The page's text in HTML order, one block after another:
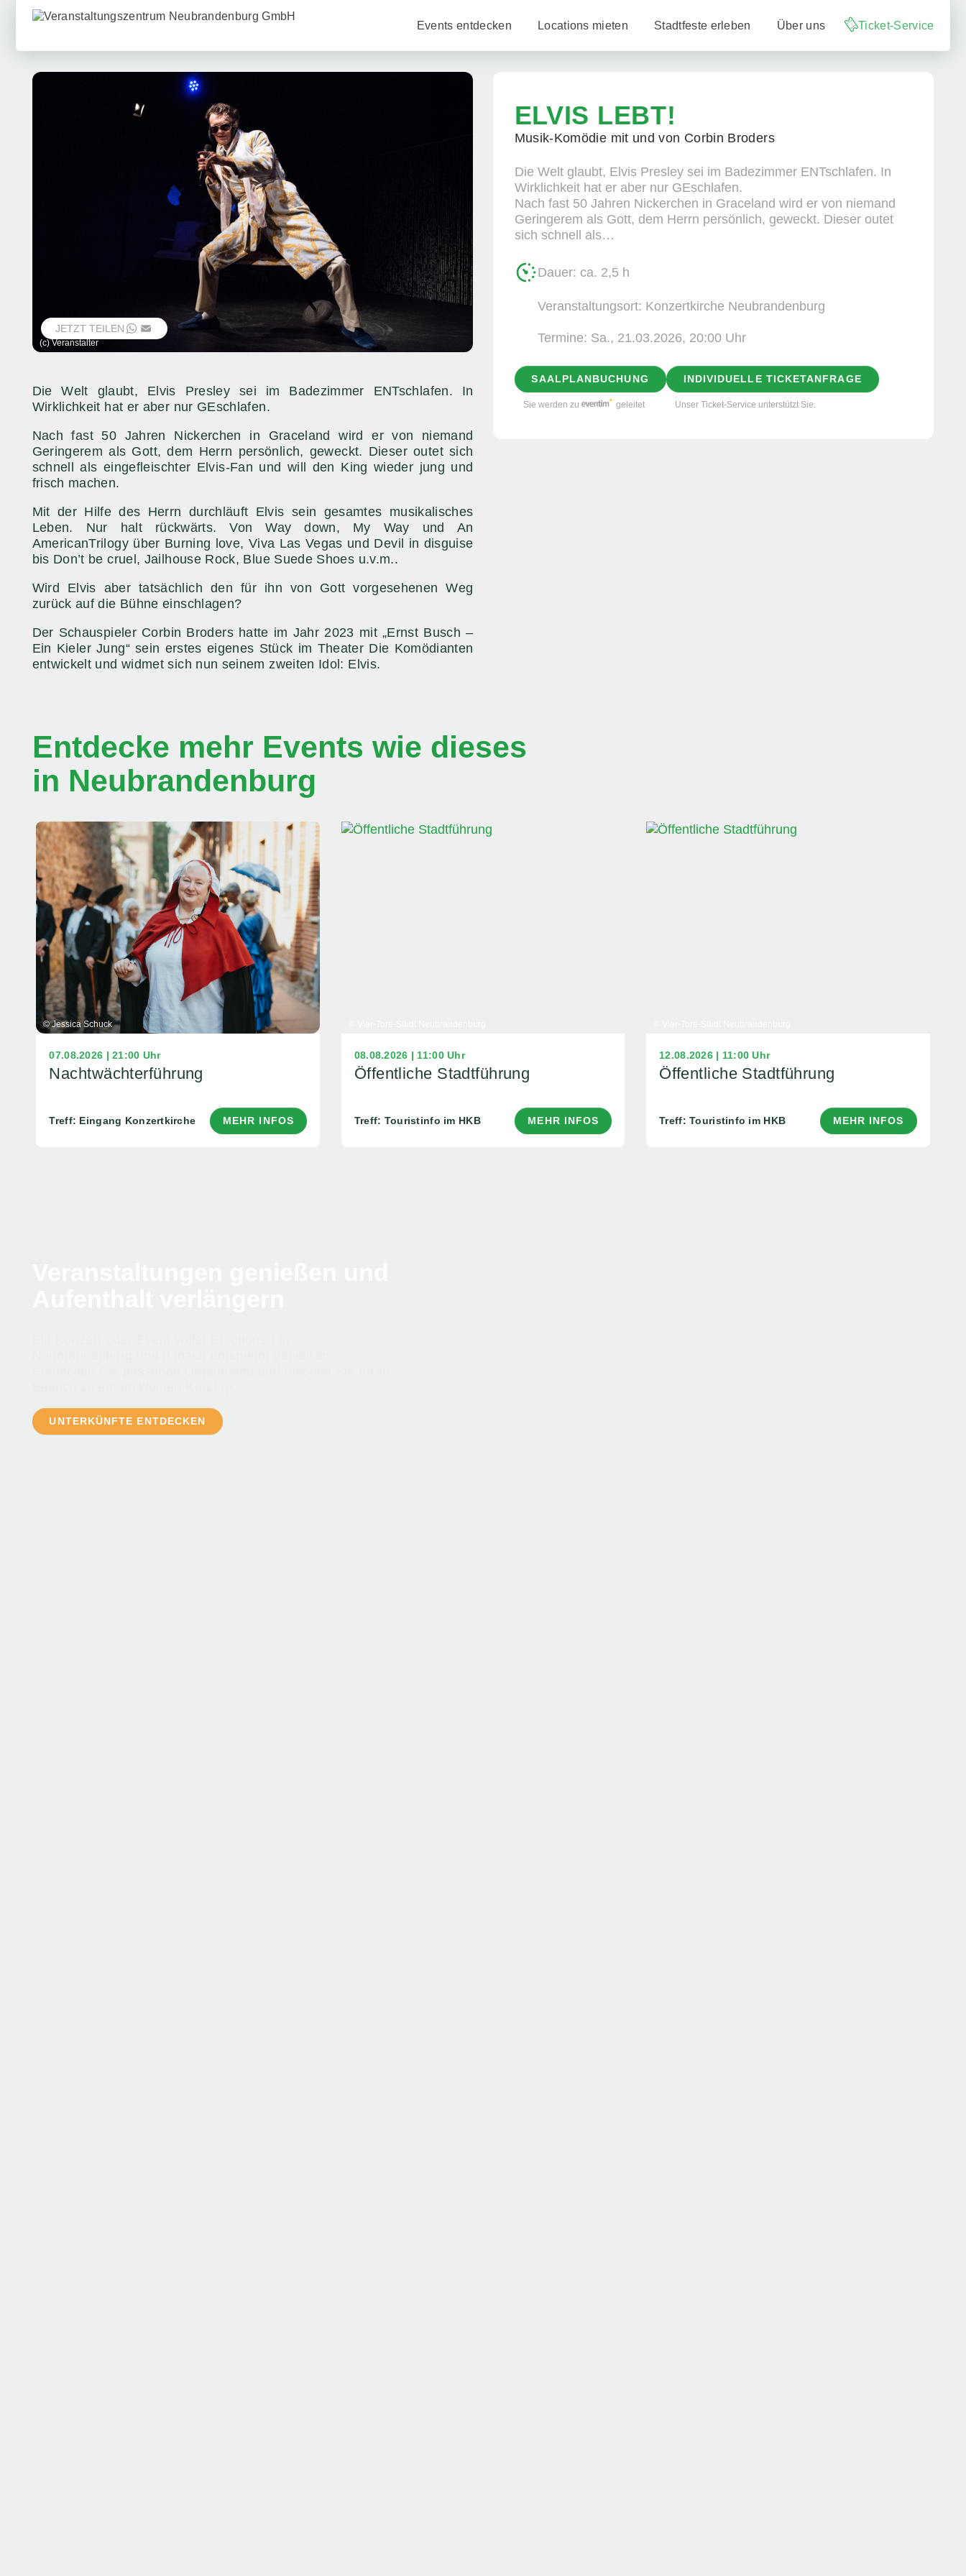
Events entdecken Locations mieten Stadtfeste erleben Über uns Ticket-Service
(c) Veranstalter
JETZT TEILEN
WHATSAPP
EMAIL
Die Welt glaubt, Elvis Presley sei im Badezimmer ENTschlafen. In
Wirklichkeit hat er aber nur GEschlafen.
Nach fast 50 Jahren Nickerchen in Graceland wird er von niemand
Geringerem als Gott, dem Herrn persönlich, geweckt. Dieser outet sich
schnell als eingefleischter Elvis-Fan und will den King wieder jung und
frisch machen.
Mit der Hilfe des Herrn durchläuft Elvis sein gesamtes musikalisches
Leben. Nur halt rückwärts. Von Way down, My Way und An
AmericanTrilogy über Burning love, Viva Las Vegas und Devil in disguise
bis Don’t be cruel, Jailhouse Rock, Blue Suede Shoes u.v.m..
Wird Elvis aber tatsächlich den für ihn von Gott vorgesehenen Weg
zurück auf die Bühne einschlagen?
Der Schauspieler Corbin Broders hatte im Jahr 2023 mit „Ernst Busch –
Ein Kieler Jung“ sein erstes eigenes Stück im Theater Die Komödianten
entwickelt und widmet sich nun seinem zweiten Idol: Elvis.
ELVIS LEBT!
Musik-Komödie mit und von Corbin Broders
Die Welt glaubt, Elvis Presley sei im Badezimmer ENTschlafen. In
Wirklichkeit hat er aber nur GEschlafen.
Nach fast 50 Jahren Nickerchen in Graceland wird er von niemand
Geringerem als Gott, dem Herrn persönlich, geweckt. Dieser outet
sich schnell als…
Dauer: ca. 2,5 h
Veranstaltungsort: Konzertkirche Neubrandenburg
Termine: Sa., 21.03.2026, ­20:00 Uhr
SAALPLANBUCHUNG
Sie werden zu geleitet
INDIVIDUELLE TICKETANFRAGE
Unser Ticket-Service unterstützt Sie.
Entdecke mehr Events wie dieses
in Neubrandenburg
© Jessica Schuck
07.08.2026 | 21:00 Uhr
Nachtwächterführung
Treff: Eingang Konzertkirche MEHR INFOS
08.08.2026 | 11:00 Uhr
Öffentliche Stadtführung
Treff: Touristinfo im HKB MEHR INFOS
12.08.2026 | 11:00 Uhr
Öffentliche Stadtführung
Treff: Touristinfo im HKB MEHR INFOS
UNTERKÜNFTE ENTDECKEN